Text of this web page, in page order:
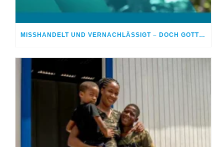
MISSHANDELT UND VERNACHLÄSSIGT – DOCH GOTT HEILTE MEINE WUNDEN